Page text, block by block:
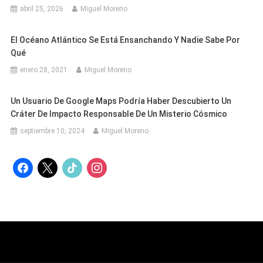
abril 25, 2026 Miguel Moreno
El Océano Atlántico Se Está Ensanchando Y Nadie Sabe Por
Qué
enero 28, 2021 Miguel Moreno
Un Usuario De Google Maps Podría Haber Descubierto Un
Cráter De Impacto Responsable De Un Misterio Cósmico
septiembre 10, 2024 Miguel Moreno
facebook
x tiktok instagram